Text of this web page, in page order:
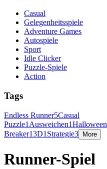
Casual
Gelegenheitsspiele
Adventure Games
Autospiele
Sport
Idle Clicker
Puzzle-Spiele
Action
Tags
Endless Runner5Casual
Puzzle1 Ausweichen1Halloween
Breaker13D1 Strategie3 More
Runner-Spiel